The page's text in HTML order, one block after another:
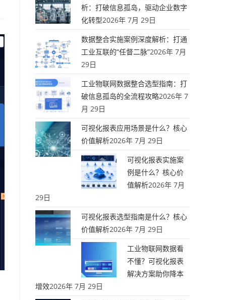
析：打破信息孤岛，驱动企业数字
化转型2026年 7月 29日
数据整合实施案例深度解析：打通
工业互联的“任督二脉”2026年 7月
29日
工业物联网数据整合选型指南：打
破信息孤岛的全流程攻略2026年 7
月 29日
可视化报表应用场景是什么？核心
价值解析2026年 7月 29日
可视化报表实施案
例是什么？核心价
值解析2026年 7月
29日
可视化报表选型指南是什么？核心
价值解析2026年 7月 29日
工业物联网数据看
不懂？可视化报表
解决方案助你降本
增效2026年 7月 29日